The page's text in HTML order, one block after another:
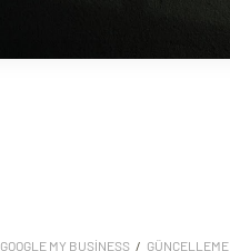
GOOGLE MY BUSINESS / GÜNCELLEME